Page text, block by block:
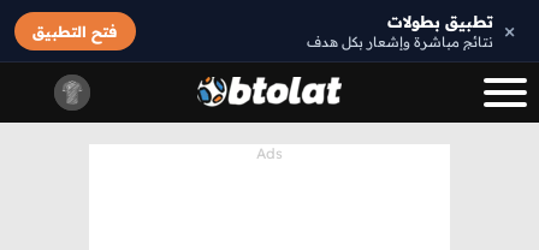
× تطبيق بطولات
نتائج مباشرة وإشعار بكل هدف
فتح التطبيق